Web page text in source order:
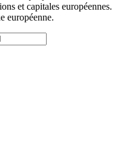
et capitales européennes.
européenne.